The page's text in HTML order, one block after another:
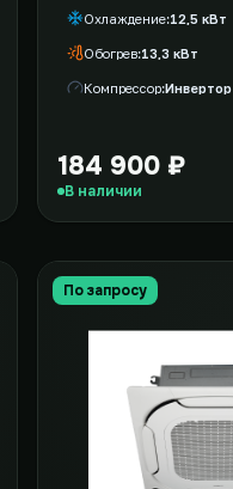
Охлаждение 12,5 кВт
Обогрев 13,3 кВт
Компрессор Инвертор
184 900 ₽
В наличии
По запросу